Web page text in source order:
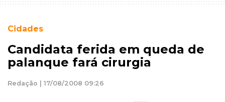
Cidades
Candidata ferida em queda de
palanque fará cirurgia
Redação | 17/08/2008 09:26